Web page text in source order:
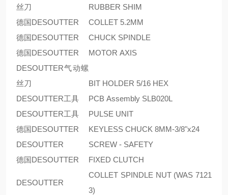
丝刀
RUBBER SHIM
德国DESOUTTER
COLLET 5.2MM
德国DESOUTTER
CHUCK SPINDLE
德国DESOUTTER
MOTOR AXIS
DESOUTTER气动螺
丝刀
BIT HOLDER 5/16 HEX
DESOUTTER工具
PCB Assembly SLB020L
DESOUTTER工具
PULSE UNIT
德国DESOUTTER
KEYLESS CHUCK 8MM-3/8"x24
DESOUTTER
SCREW - SAFETY
德国DESOUTTER
FIXED CLUTCH
DESOUTTER
COLLET SPINDLE NUT (WAS 7121
3)